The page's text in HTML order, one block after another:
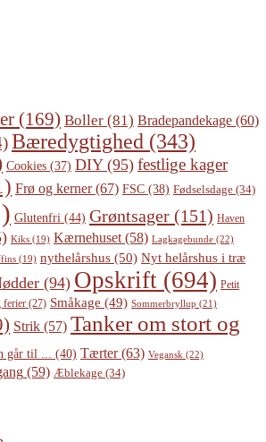
(169) Boller (81) Bradepandekage (60)
Bæredygtighed (343)
Cookies (37) DIY(95) festlige kager
Frø og kerner(67) FSC (38) Fødselsdage (34)
Glutenfri (44) Grøntsager (151) Haven
Kiks (19) Kærnehuset (58) Lagkagebunde (22)
(19) nythelårshus (50) Nyt helårshus i træ
(94) Opskrift (694) Petit
ferier (27) Småkage (49) Sommerbryllup (21)
Strik (57) Tanker om stort og
går til ... (40) Tærter(63) Vegansk (22)
(59) Æblekage (34)